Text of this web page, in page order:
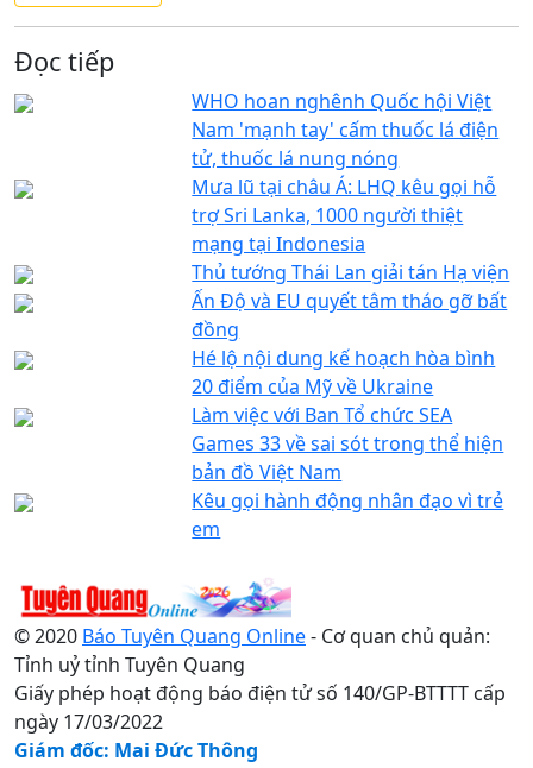
Đọc tiếp
WHO hoan nghênh Quốc hội Việt
Nam 'mạnh tay' cấm thuốc lá điện
tử, thuốc lá nung nóng
Mưa lũ tại châu Á: LHQ kêu gọi hỗ
trợ Sri Lanka, 1000 người thiệt
mạng tại Indonesia
Thủ tướng Thái Lan giải tán Hạ viện
Ấn Độ và EU quyết tâm tháo gỡ bất
đồng
Hé lộ nội dung kế hoạch hòa bình
20 điểm của Mỹ về Ukraine
Làm việc với Ban Tổ chức SEA
Games 33 về sai sót trong thể hiện
bản đồ Việt Nam
Kêu gọi hành động nhân đạo vì trẻ
em
© 2020 Báo Tuyên Quang Online- Cơ quan chủ quản:
Tỉnh uỷ tỉnh Tuyên Quang
Giấy phép hoạt động báo điện tử số 140/GP-BTTTT cấp
ngày 17/03/2022
Giám đốc: Mai Đức Thông